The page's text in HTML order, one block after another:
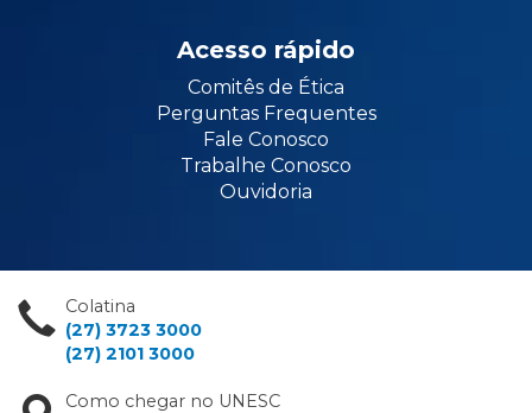
Acesso rápido
Comitês de Ética
Perguntas Frequentes
Fale Conosco
Trabalhe Conosco
Ouvidoria
Colatina
(27) 3723 3000
(27) 2101 3000
Como chegar no UNESC